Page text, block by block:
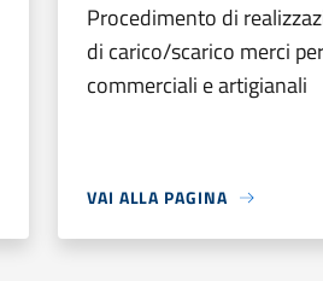
Procedimento di
di carico/scarico merci
commerciali e artigianali
VAI ALLA PAGINA